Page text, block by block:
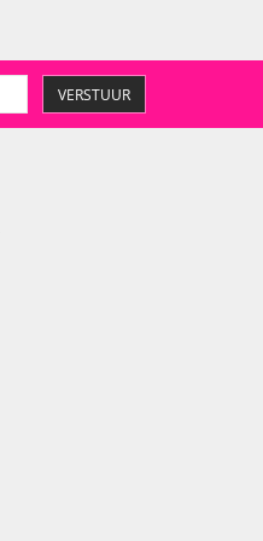
VERSTUUR